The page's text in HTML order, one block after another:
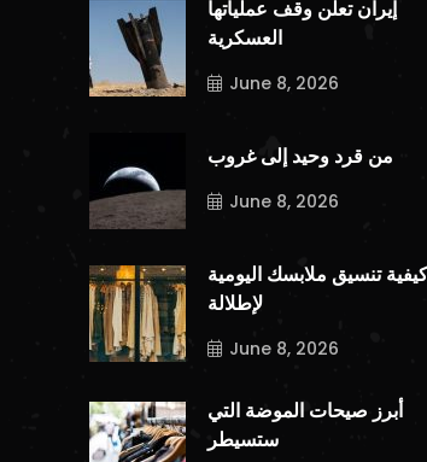
إيران تعلن وقف عملياتها
العسكرية
June 8, 2026
من قرد وحيد إلى غروب
June 8, 2026
كيفية تنسيق ملابسك اليومية
لإطلالة
June 8, 2026
أبرز صيحات الموضة التي
ستسيطر